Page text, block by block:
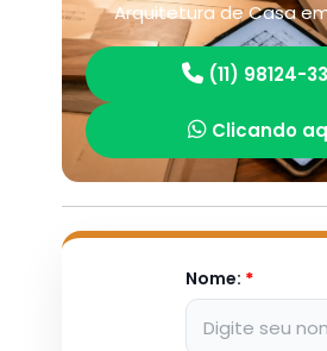
Arquitetura de Casa
(11) 98124-
Clicando
Nome: *